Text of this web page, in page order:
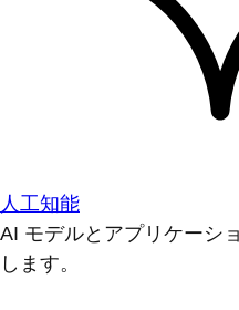
人工知能
AI モデルとアプリケーシ
します。